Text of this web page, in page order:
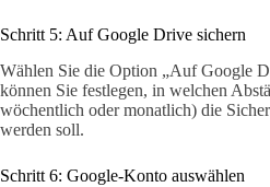
Schritt 5: Auf Google Drive sichern
Wählen Sie die Option „Auf Google
können Sie festlegen, in welchen
wöchentlich oder monatlich) die
werden soll.
Schritt 6: Google-Konto auswählen